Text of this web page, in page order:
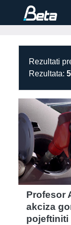
Rezultati
Rezultata:
Profesor
akciza
pojeftiniti